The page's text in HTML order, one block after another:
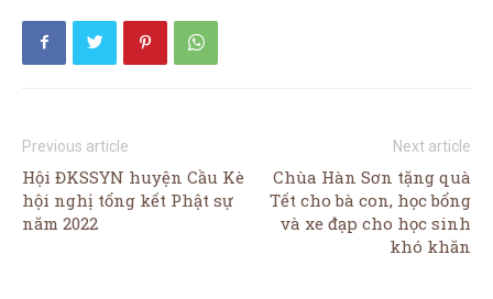
Previous article
Hội ĐKSSYN huyện Cầu Kè
hội nghị tổng kết Phật sự
năm 2022
Next article
Chùa Hàn Sơn tặng quà
Tết cho bà con, học bổng
và xe đạp cho học sinh
khó khăn